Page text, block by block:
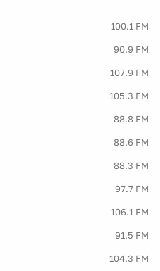
100.1 FM
90.9 FM
107.9 FM
105.3 FM
88.8 FM
88.6 FM
88.3 FM
97.7 FM
106.1 FM
91.5 FM
104.3 FM